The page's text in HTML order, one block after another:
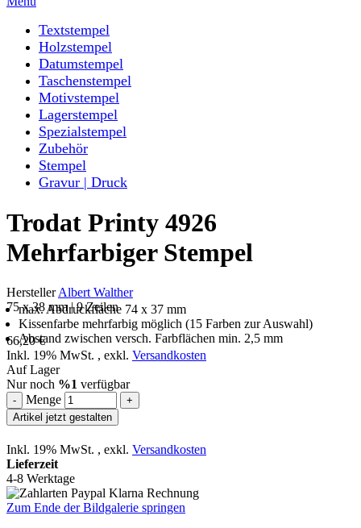
Textstempel
Holzstempel
Datumstempel
Taschenstempel
Motivstempel
Lagerstempel
Spezialstempel
Zubehör
Stempel
Gravur | Druck
Trodat Printy 4926
Mehrfarbiger Stempel
HerstellerAlbert Walther
75 x 38 mm | 9 Zeilen
max. Abdruckfläche 74 x 37 mm
Kissenfarbe mehrfarbig möglich (15 Farben zur Auswahl)
Abstand zwischen versch. Farbflächen min. 2,5 mm
66,20 €
Inkl. 19% MwSt. , exkl. Versandkosten
Auf Lager
Nur noch %1 verfügbar
- Menge
+
Artikel jetzt gestalten
Inkl. 19% MwSt. , exkl. Versandkosten
Lieferzeit
4-8 Werktage
Zum Ende der Bildgalerie springen